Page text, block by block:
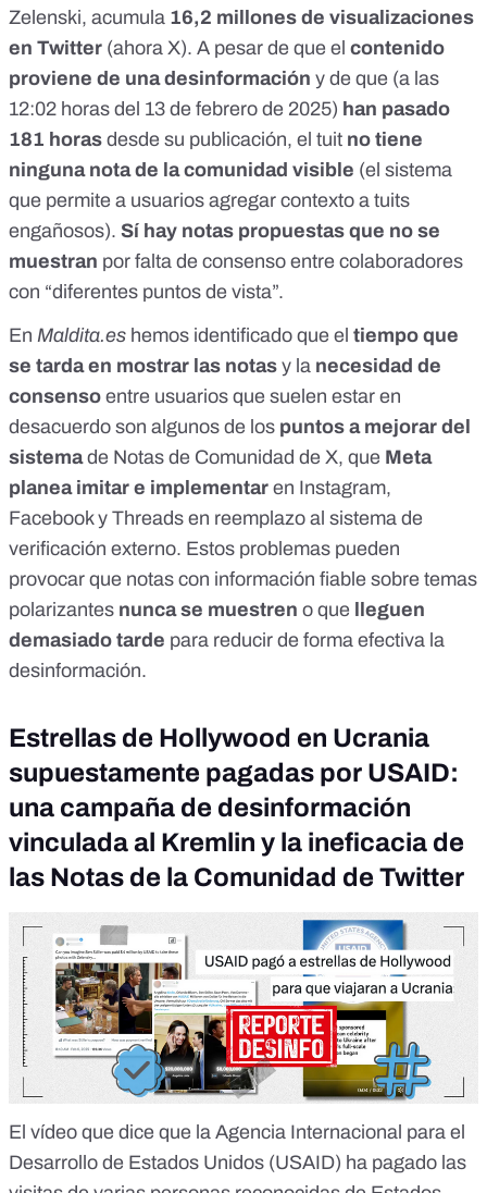
Zelenski, acumula 16,2 millones de visualizaciones
en Twitter (ahora X). A pesar de que el contenido
proviene de una desinformación y de que (a las
12:02 horas del 13 de febrero de 2025) han pasado
181 horas desde su publicación, el tuit no tiene
ningunanota de la comunidad visible (el sistema
que permite a usuarios agregar contexto a tuits
engañosos). Sí hay notas propuestas que no se
muestran por falta de consenso entre colaboradores
con “diferentes puntos de vista”.
En Maldita.es hemos identificado que el tiempo que
se tarda en mostrar las notas y la necesidad de
consenso entre usuarios que suelen estar en
desacuerdo son algunos de los puntos a mejorar del
sistemade Notas de Comunidad de X, que Meta
planea imitar e implementar en Instagram,
Facebook y Threads en reemplazo al sistema de
verificación externo. Estos problemas pueden
provocar que notas con información fiable sobre temas
polarizantes nunca se muestren o que lleguen
demasiado tarde para reducir de forma efectiva la
desinformación.
Estrellas de Hollywood en Ucrania
supuestamente pagadas por USAID:
una campaña de desinformación
vinculada al Kremlin y la ineficacia de
las Notas de la Comunidad de Twitter
El vídeo que dice que la Agencia Internacional para el
Desarrollo de Estados Unidos (USAID) ha pagado las